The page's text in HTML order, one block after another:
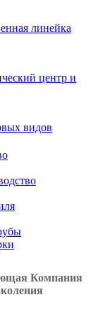
линейка
центр и
видов
Компания